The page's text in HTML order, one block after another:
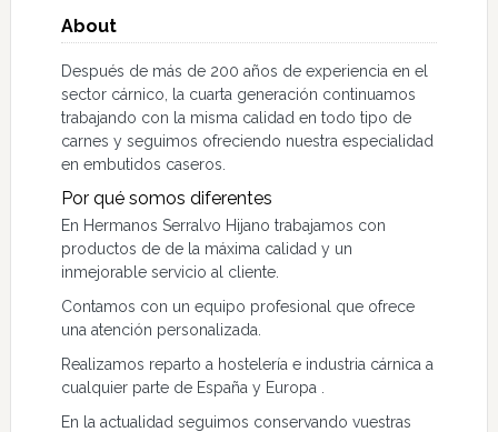
About
Después de más de 200 años de experiencia en el
sector cárnico, la cuarta generación continuamos
trabajando con la misma calidad en todo tipo de
carnes y seguimos ofreciendo nuestra especialidad
en embutidos caseros.
Por qué somos diferentes
En Hermanos Serralvo Hijano trabajamos con
productos de de la máxima calidad y un
inmejorable servicio al cliente.
Contamos con un equipo profesional que ofrece
una atención personalizada.
Realizamos reparto a hostelería e industria cárnica a
cualquier parte de España y Europa .
En la actualidad seguimos conservando vuestras